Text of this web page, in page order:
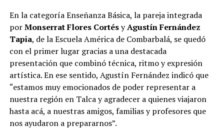
En la categoría Enseñanza Básica, la pareja integrada
porMonserrat Flores CortésyAgustín Fernández
Tapia, de la Escuela América de Combarbalá, se quedó
con el primer lugar gracias a una destacada
presentación que combinó técnica, ritmo y expresión
artística. En ese sentido, Agustín Fernández indicó que
“estamos muy emocionados de poder representar a
nuestra región en Talca y agradecer a quienes viajaron
hasta acá, a nuestras amigos, familias y profesores que
nos ayudaron a prepararnos”.